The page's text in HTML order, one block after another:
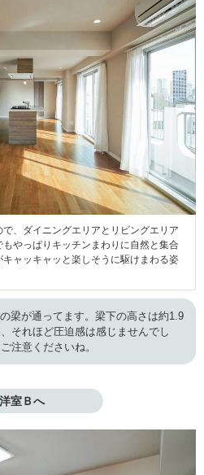
、ダイニングエリアとリビングエリア
やっぱりキッチンまわりに自然と集合
ャッキャッと楽しそうに駆けまわる姿
梁が通ってます。梁下の高さは約1.9
それほど圧迫感は感じませんでし
注意くださいね。
洋室Ｂへ